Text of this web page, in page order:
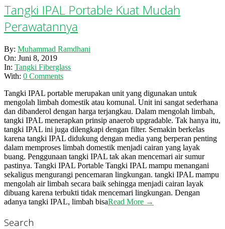
Tangki IPAL Portable Kuat Mudah
Perawatannya
2019-
06-
08
By: Muhammad Ramdhani
On: Juni 8, 2019
In: Tangki Fiberglass
With: 0 Comments
Tangki IPAL portable merupakan unit yang digunakan untuk
mengolah limbah domestik atau komunal. Unit ini sangat sederhana
dan dibanderol dengan harga terjangkau. Dalam mengolah limbah,
tangki IPAL menerapkan prinsip anaerob upgradable. Tak hanya itu,
tangki IPAL ini juga dilengkapi dengan filter. Semakin berkelas
karena tangki IPAL didukung dengan media yang berperan penting
dalam memproses limbah domestik menjadi cairan yang layak
buang. Penggunaan tangki IPAL tak akan mencemari air sumur
pastinya. Tangki IPAL Portable Tangki IPAL mampu menangani
sekaligus mengurangi pencemaran lingkungan. tangki IPAL mampu
mengolah air limbah secara baik sehingga menjadi cairan layak
dibuang karena terbukti tidak mencemari lingkungan. Dengan
adanya tangki IPAL, limbah bisaRead More →
Search